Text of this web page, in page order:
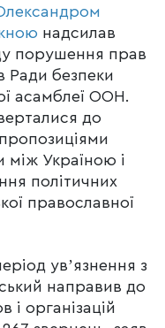
надсилав
порушення прав
Ради безпеки
асамблеї ООН.
до
між Україною і
політичних
православної
увʼязнення з
направив до
і організацій